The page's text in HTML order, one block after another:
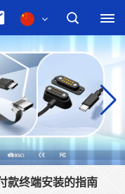
款终端安装的指南